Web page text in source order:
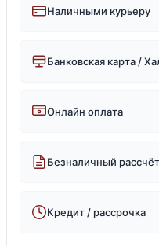
Наличными курьеру
Банковская карта /
Онлайн оплата
Безналичный рассчёт
Кредит / рассрочка